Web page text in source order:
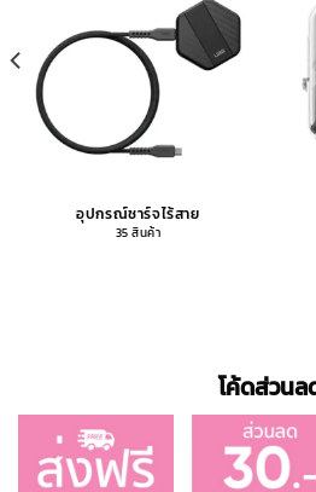
อุปกรณ์ชาร์จไร้สาย
35 สินค้า
โค้ดส่วนล